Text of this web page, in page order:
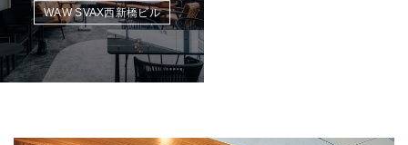
WAW SVAX西新橋ビル